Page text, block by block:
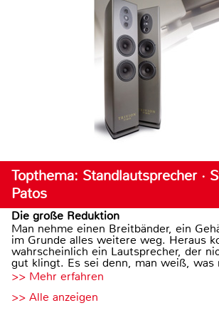
Topthema: Standlautsprecher ·
Patos
Die große Reduktion
Man nehme einen Breitbänder, ein
im Grunde alles weitere weg. Heraus
wahrscheinlich ein Lautsprecher, der
gut klingt. Es sei denn, man weiß, was
>> Mehr erfahren
>> Alle anzeigen